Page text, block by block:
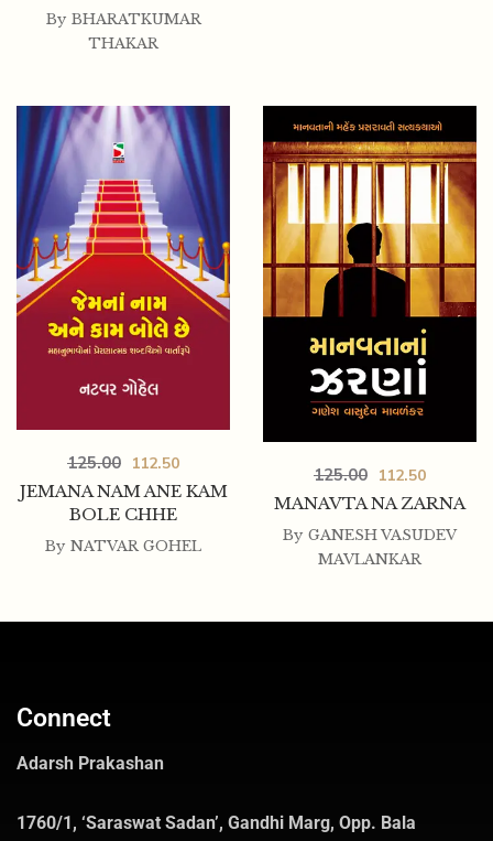
By BHARATKUMAR
THAKAR
JEMANA NAM ANE KAM
BOLE CHHE
125.00 112.50
By NATVAR GOHEL
MANAVTA NA ZARNA
125.00 112.50
By GANESH VASUDEV
MAVLANKAR
Connect
Adarsh Prakashan
1760/1, ‘Saraswat Sadan’, Gandhi Marg, Opp. Bala